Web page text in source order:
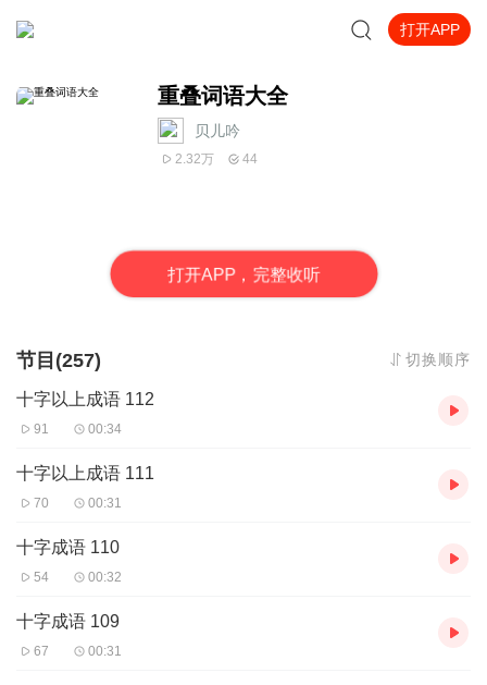
打开APP
重叠词语大全
贝儿吟
2.32万 44
打开APP，完整收听
节目(257) 切换顺序
十字以上成语 112
91 00:34
十字以上成语 111
70 00:31
十字成语 110
54 00:32
十字成语 109
67 00:31